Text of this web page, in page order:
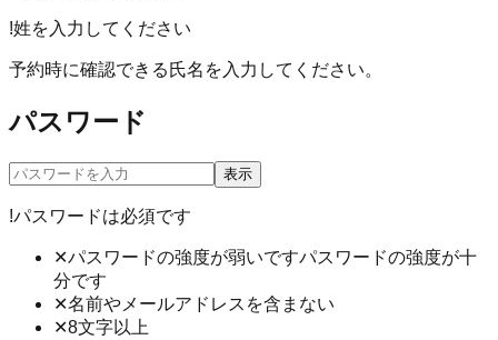
!姓を入力してください
予約時に確認できる氏名を入力してください。
パスワード
表示
!パスワードは必須です
✕パスワードの強度が弱いですパスワードの強度が十
分です
✕名前やメールアドレスを含まない
✕8文字以上